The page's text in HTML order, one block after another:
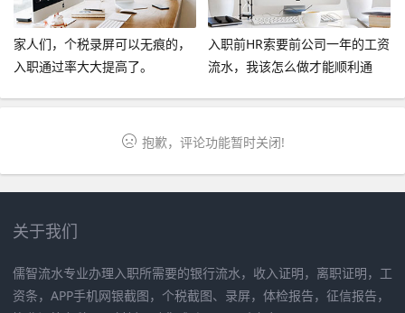
家人们，个税录屏可以无痕的，
入职通过率大大提高了。
入职前HR索要前公司一年的工资
流水，我该怎么做才能顺利通
抱歉，评论功能暂时关闭!
关于我们
儒智流水专业办理入职所需要的银行流水，收入证明，离职证明，工
资条，APP手机网银截图，个税截图、录屏，体检报告，征信报告，